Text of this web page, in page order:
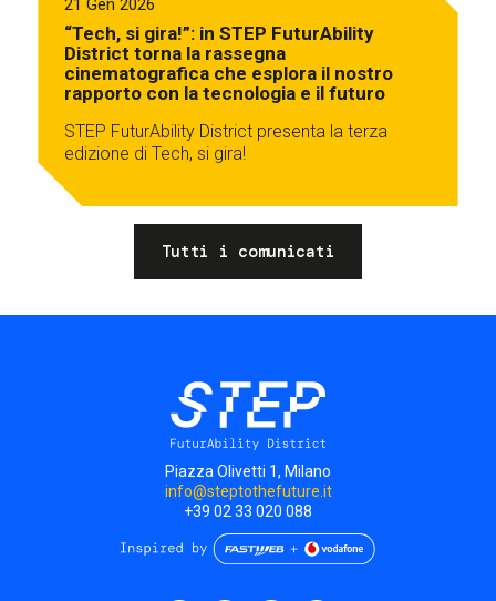
21 Gen 2026
“Tech, si gira!”: in STEP FuturAbility
District torna la rassegna
cinematografica che esplora il nostro
rapporto con la tecnologia e il futuro
STEP FuturAbility District presenta la terza
edizione di Tech, si gira!
Tutti i comunicati
Piazza Olivetti 1, Milano
info@steptothefuture.it
+39 02 33 020 088